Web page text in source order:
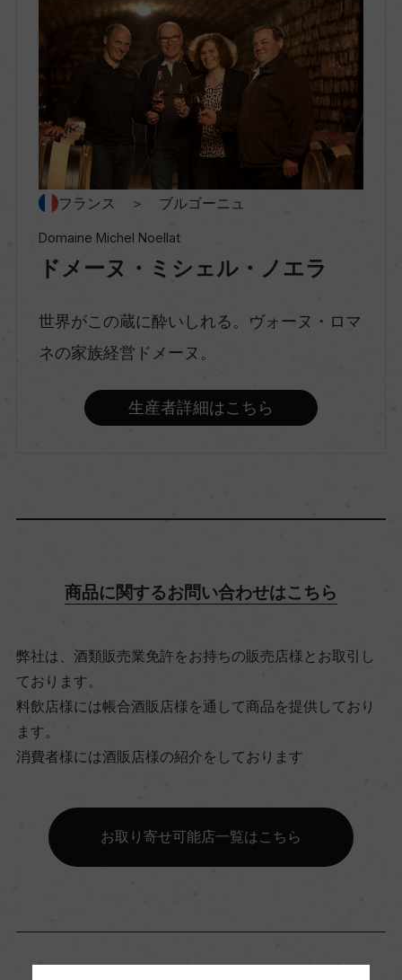
村名
種類
スティルワイン
ミディアムボディ
ピノ・ノワール 100%
ビオ情報・認証機関
リュット・レゾネ
有機JAS認証
コンクール入賞歴
海外ワイン専門誌評価歴
フランス ＞ ブルゴーニュ
Domaine Michel Noellat
ドメーヌ・ミシェル・ノエラ
世界がこの蔵に酔いしれる。ヴォーヌ・ロマ
ネの家族経営ドメーヌ。
生産者詳細はこちら
商品に関するお問い合わせはこちら
弊社は、酒類販売業免許をお持ちの販売店様とお取引し
ております。
料飲店様には帳合酒販店様を通して商品を提供しており
ます。
消費者様には酒販店様の紹介をしております
お取り寄せ可能店一覧はこちら